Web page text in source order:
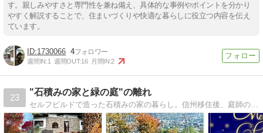
す。親しみやすさと専門性を兼ね備え、具体的な事例やポイントを分かり
やすく解説することで、住まいづくりや快適な暮らしに役立つ内容を伝え
ています。
1730066 4
週間IN:1 週間OUT:16 月間IN:2
23
"石積みの家と緑の庭"の離れ
セルフビルドで造った石積みの家の暮らし。信州移住後、庭師の夫が石で家を造っています。四季の暮らし、庭の風景、夫婦と犬１匹の田舎暮らし日々諸々。